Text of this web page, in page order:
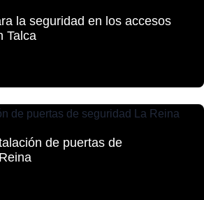
la seguridad en los accesos
Talca
de puertas de